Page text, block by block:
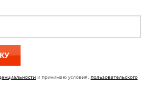
и принимаю условия. пользовательского